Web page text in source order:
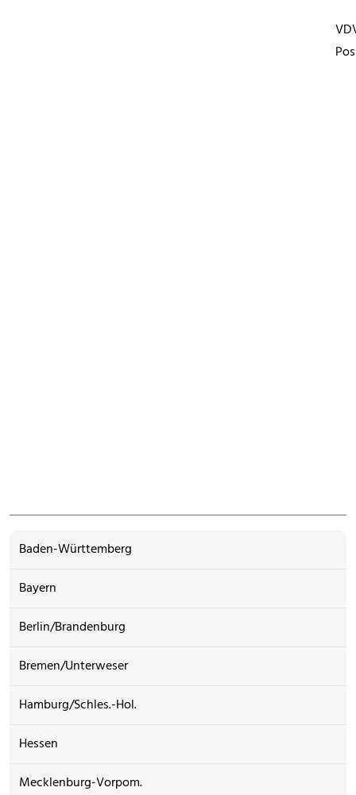
Baden-Württemberg
Bayern
Berlin/Brandenburg
Bremen/Unterweser
Hamburg/Schles.-Hol.
Hessen
Mecklenburg-Vorpom.